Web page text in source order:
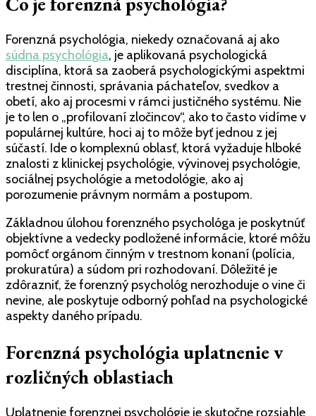
Forenzná psychológia, niekedy označovaná aj ako
súdna psychológia, je aplikovaná psychologická
disciplína, ktorá sa zaoberá psychologickými aspektmi
trestnej činnosti, správania páchateľov, svedkov a
obetí, ako aj procesmi v rámci justičného systému. Nie
je to len o „profilovaní zločincov“, ako to často vidíme v
populárnej kultúre, hoci aj to môže byť jednou z jej
súčastí. Ide o komplexnú oblasť, ktorá vyžaduje hlboké
znalosti z klinickej psychológie, vývinovej psychológie,
sociálnej psychológie a metodológie, ako aj
porozumenie právnym normám a postupom.
Základnou úlohou forenzného psychológa je poskytnúť
objektívne a vedecky podložené informácie, ktoré môžu
pomôcť orgánom činným v trestnom konaní (polícia,
prokuratúra) a súdom pri rozhodovaní. Dôležité je
zdôrazniť, že forenzný psychológ nerozhoduje o vine či
nevine, ale poskytuje odborný pohľad na psychologické
aspekty daného prípadu.
Forenzná psychológia uplatnenie v
rozličných oblastiach
Uplatnenie forenznej psychológie je skutočne rozsiahle